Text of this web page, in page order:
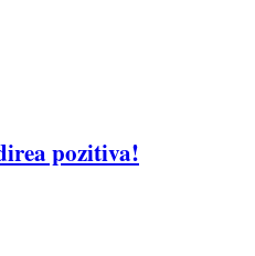
pozitiva!